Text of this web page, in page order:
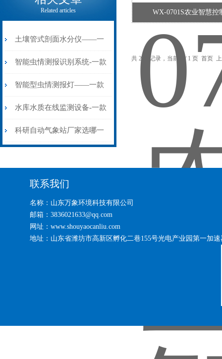
Related articles
土壤管式剖面水分仪——一
款咋看都好的土壤墒情监测
预警系统
智能虫情测报识别系统-一款
掌握田间害虫的害虫性诱测
报系统2024全+境+派+送
智能型虫情测报灯——一款
大有裨益的草地贪夜蛾测报
灯2023快速发货
水库水质在线监测设备-一款
智能处理的在线水质监测设
科研自动气象站厂家选哪一
WX-0701S农业智慧控
共 2 条记录，当前 1 / 1 页 首页
联系我们
名称：山东万象环境科技有限公司
邮箱：3836021633@qq.com
网址：www.shouyaocanliu.com
地址：山东省潍坊市高新区孵化二巷155号光电产业园第一加